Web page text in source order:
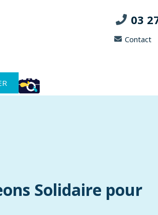
03
Contact
Solidaire pour